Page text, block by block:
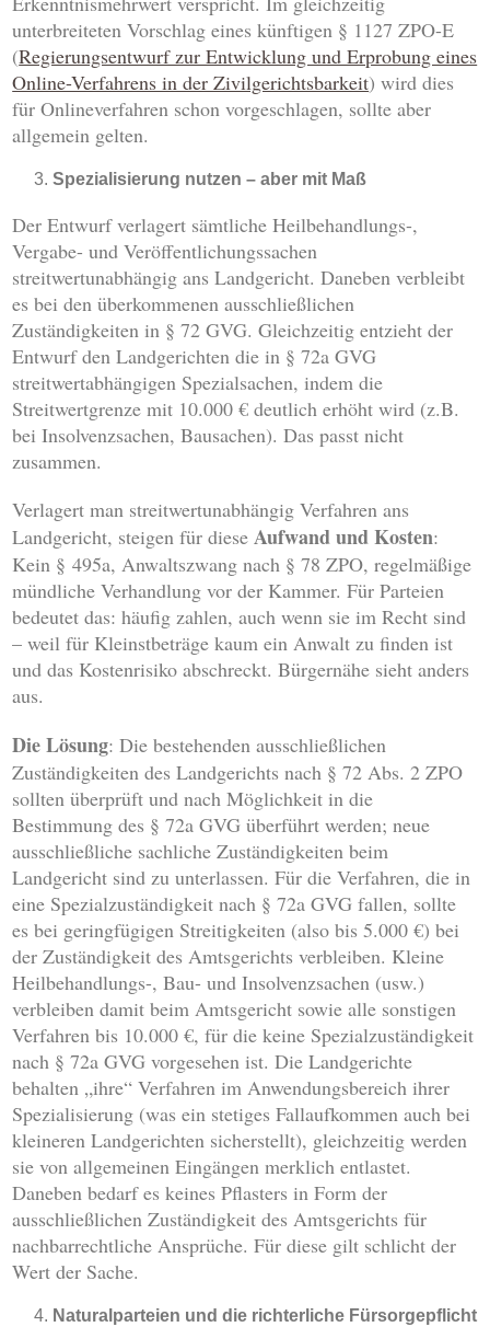
unterbreiteten Vorschlag eines künftigen § 1127 ZPO-E
(Regierungsentwurf zur Entwicklung und Erprobung eines
Online-Verfahrens in der Zivilgerichtsbarkeit) wird dies
für Onlineverfahren schon vorgeschlagen, sollte aber
allgemein gelten.
Spezialisierung nutzen – aber mit Maß
Der Entwurf verlagert sämtliche Heilbehandlungs-,
Vergabe- und Veröffentlichungssachen
streitwertunabhängig ans Landgericht. Daneben verbleibt
es bei den überkommenen ausschließlichen
Zuständigkeiten in § 72 GVG. Gleichzeitig entzieht der
Entwurf den Landgerichten die in § 72a GVG
streitwertabhängigen Spezialsachen, indem die
Streitwertgrenze mit 10.000 € deutlich erhöht wird (z.B.
bei Insolvenzsachen, Bausachen). Das passt nicht
zusammen.
Verlagert man streitwertunabhängig Verfahren ans
Landgericht, steigen für dieseAufwand und Kosten:
Kein § 495a, Anwaltszwang nach § 78 ZPO, regelmäßige
mündliche Verhandlung vor der Kammer. Für Parteien
bedeutet das: häufig zahlen, auch wenn sie im Recht sind
– weil für Kleinstbeträge kaum ein Anwalt zu finden ist
und das Kostenrisiko abschreckt. Bürgernähe sieht anders
aus.
Die Lösung: Die bestehenden ausschließlichen
Zuständigkeiten des Landgerichts nach § 72 Abs. 2 ZPO
sollten überprüft und nach Möglichkeit in die
Bestimmung des § 72a GVG überführt werden; neue
ausschließliche sachliche Zuständigkeiten beim
Landgericht sind zu unterlassen. Für die Verfahren, die in
eine Spezialzuständigkeit nach § 72a GVG fallen, sollte
es bei geringfügigen Streitigkeiten (also bis 5.000 €) bei
der Zuständigkeit des Amtsgerichts verbleiben. Kleine
Heilbehandlungs-, Bau- und Insolvenzsachen (usw.)
verbleiben damit beim Amtsgericht sowie alle sonstigen
Verfahren bis 10.000 €, für die keine Spezialzuständigkeit
nach § 72a GVG vorgesehen ist. Die Landgerichte
behalten „ihre“ Verfahren im Anwendungsbereich ihrer
Spezialisierung (was ein stetiges Fallaufkommen auch bei
kleineren Landgerichten sicherstellt), gleichzeitig werden
sie von allgemeinen Eingängen merklich entlastet.
Daneben bedarf es keines Pflasters in Form der
ausschließlichen Zuständigkeit des Amtsgerichts für
nachbarrechtliche Ansprüche. Für diese gilt schlicht der
Wert der Sache.
Naturalparteien und die richterliche Fürsorgepflicht